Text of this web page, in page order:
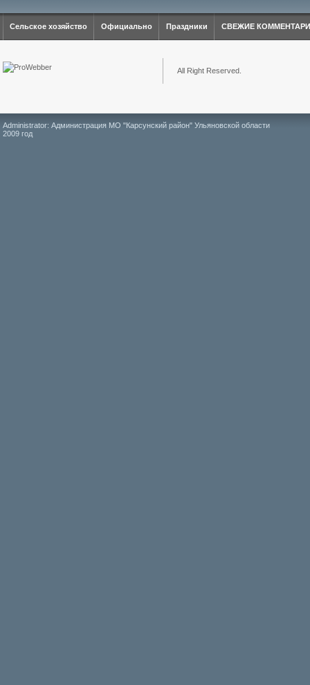
Сельское хозяйство Официально Праздники СВЕЖИЕ
All Right Reserved.
Administrator: Администрация МО "Карсунский район" Ульяновской области
2009 год